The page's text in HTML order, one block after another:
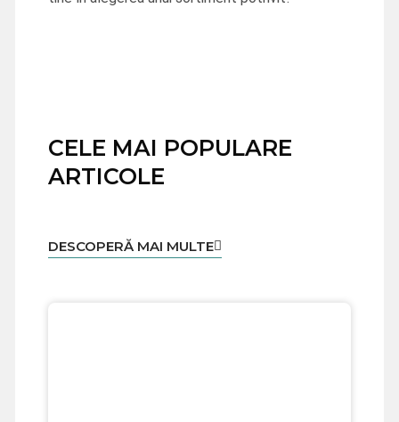
CELE MAI POPULARE
ARTICOLE
DESCOPERĂ MAI MULTE